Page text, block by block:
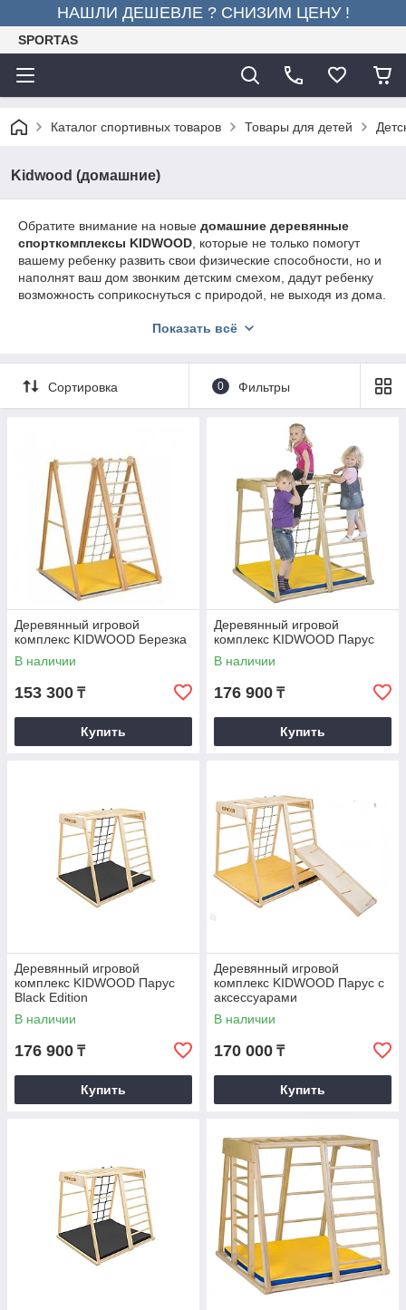
НАШЛИ ДЕШЕВЛЕ ? СНИЗИМ ЦЕНУ !
SPORTAS
Каталог спортивных товаров Товары для детей
Kidwood (домашние)
Обратите внимание на новые домашние деревянные
спорткомплексы KIDWOOD , которые не только помогут
вашему ребенку развить свои физические способности, но и
наполнят ваш дом звонким детским смехом, дадут ребенку
возможность соприкоснуться с природой, не выходя из дома.
любящими мамами, которые заботятся о здоровом развитии
спорткомплекс должен быть выполнен из холодного металла
и занимать половину детской комнаты? Дерево подарит
вашим детям незаменимое природное тепло и будет
Спортивный уголок KIDWOOD — надежный друг ребенка,
который дарит солнечное и счастливое детство, незаметно
помогая малышу стать ловким и сильным. В процессе
разработки были учтены все аспекты естественного развития
детей и требования заботливых родителей.
Показать всё
Сортировка 0 Фильтры
Деревянный игровой
комплекс KIDWOOD Березка
В наличии
153 300 ₸
Купить
Деревянный игровой
комплекс KIDWOOD Парус
В наличии
176 900 ₸
Купить
Деревянный игровой
комплекс KIDWOOD Парус
Black Edition
В наличии
176 900 ₸
Купить
Деревянный игровой
комплекс KIDWOOD Парус c
аксессуарами
В наличии
170 000 ₸
Купить